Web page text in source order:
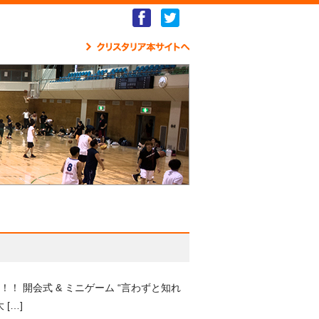
Facebook
！ 開会式 & ミニゲーム “言わずと知れ
[…]